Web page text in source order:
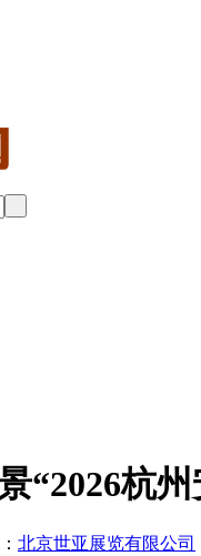
“2026杭
北京世亚展览有限公司